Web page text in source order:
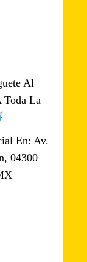
Al
Toda La
En: Av.
04300